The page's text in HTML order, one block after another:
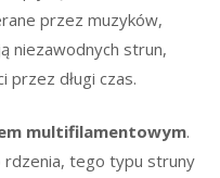
przez muzyków,
niezawodnych strun,
przez długi czas.
multifilamentowym.
tego typu struny